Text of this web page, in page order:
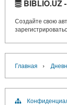
BIBLIO.UZ
Создайте свою
Главная ›